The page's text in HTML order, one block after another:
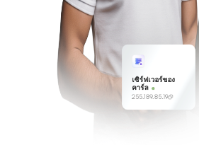
เซิร์ฟเวอร์ของ
คาร์ล
255.189.85.19